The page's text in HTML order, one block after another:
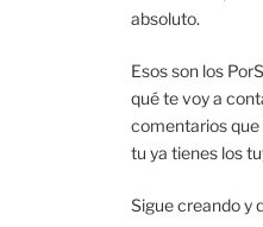
absoluto.
Esos son los
qué te voy a
comentarios que
tu ya tienes los
Sigue creando y